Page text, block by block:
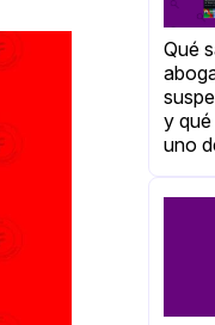
Qué
y
uno